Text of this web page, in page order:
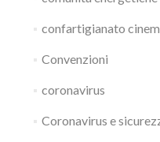
confartigianato
Convenzioni
coronavirus
Coronavirus e